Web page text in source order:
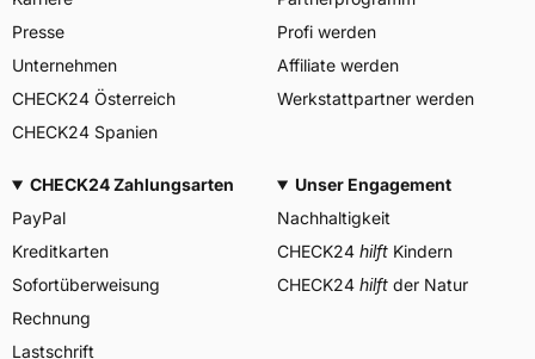
Allgemeine Produktsicherheit (GPSR)
Herstellerkontakt
PIRELLI TYRE SPA, Viale
Piero e Alberto Pirelli 25
www.pirelli.com,
Presse
Unternehmen
CHECK24 Österreich
CHECK24 Spanien
Profi werden
Affiliate werden
Werkstattpartner werden
CHECK24 Zahlungsarten
PayPal
Kreditkarten
Sofortüberweisung
Rechnung
Lastschrift
Unser Engagement
Nachhaltigkeit
CHECK24 hilft Kindern
CHECK24 hilft der Natur